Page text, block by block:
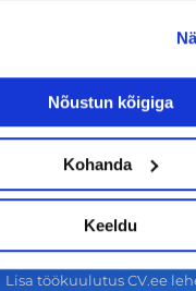
Nõustun kõigiga
Kohanda
Keeldu
k
f
a
m
n
Tööpakkumised
Aktiveeri tööpakkumiste
Tööandjale
Lisa töökuulutus CV.ee